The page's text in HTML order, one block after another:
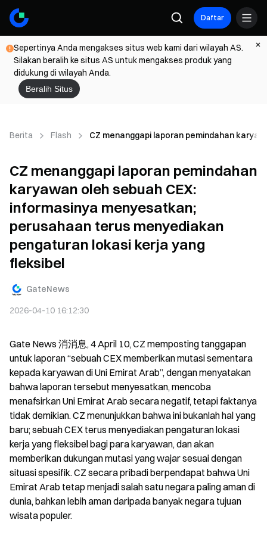
Daftar
Sepertinya Anda mengakses situs web kami dari wilayah AS.
Silakan beralih ke situs AS untuk mengakses produk yang
didukung di wilayah Anda.
Beralih Situs
Berita Flash CZ menanggapi laporan pemindahan
CZ menanggapi laporan pemindahan
karyawan oleh sebuah CEX:
informasinya menyesatkan;
perusahaan terus menyediakan
pengaturan lokasi kerja yang
fleksibel
GateNews
2026-04-10 16:12:30
Gate News 消消息, 4 April 10, CZ memposting tanggapan
untuk laporan “sebuah CEX memberikan mutasi sementara
kepada karyawan di Uni Emirat Arab”, dengan menyatakan
bahwa laporan tersebut menyesatkan, mencoba
menafsirkan Uni Emirat Arab secara negatif, tetapi faktanya
tidak demikian. CZ menunjukkan bahwa ini bukanlah hal yang
baru; sebuah CEX terus menyediakan pengaturan lokasi
kerja yang fleksibel bagi para karyawan, dan akan
memberikan dukungan mutasi yang wajar sesuai dengan
situasi spesifik. CZ secara pribadi berpendapat bahwa Uni
Emirat Arab tetap menjadi salah satu negara paling aman di
dunia, bahkan lebih aman daripada banyak negara tujuan
wisata populer.